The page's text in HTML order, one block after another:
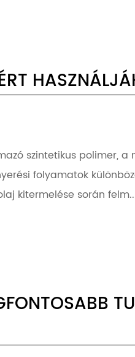
szintetikus polimer,
folyamatok
kitermelése során